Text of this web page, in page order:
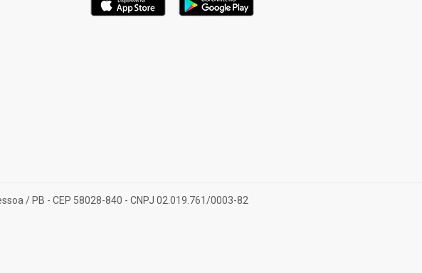
/ PB - CEP 58028-840 - CNPJ 02.019.761/0003-82